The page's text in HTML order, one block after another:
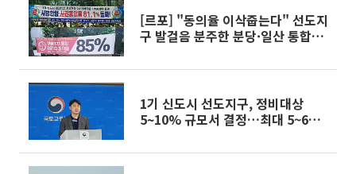
[르포] "동의율 이삭줍는다" 선도지
구 발걸음 분주한 분당·일산 통합재
1기 신도시 선도지구, 정비대상
5~10% 규모서 결정…최대 5~6개